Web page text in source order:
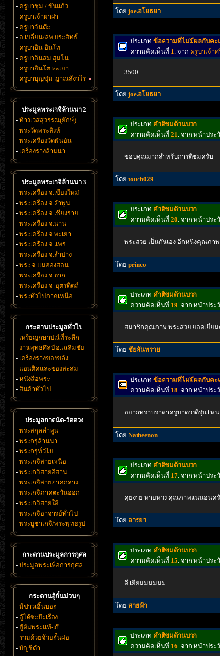
- ครูบาชุ่ม / ขันแก้ว
- ครูบาเจ้าผาผ่า
- ครูบาจันต๊ะ
- อ.เปลี่ยน/ลพ.ประสิทธิ์
- ครูบาอิน อินโท
- ครูบาอินสม สุมโน
- ครูบาอินโต พะเยา
- ครูบาบุญชุ่ม ญาณสังวโร
ประมูลพระเกจิล้านนา 2
- ท้าวเวสสุวรรณ(ยักษ์)
- พระวัดพระสิงห์
- พระเครื่องวัดพันอ้น
- เครื่องรางล้านนา
ประมูลพระเกจิล้านนา 3
- พระเครื่อง จ.เชียงใหม่
- พระเครื่อง จ.ลำพูน
- พระเครื่อง จ.เชียงราย
- พระเครื่อง จ.น่าน
- พระเครื่อง จ.พะเยา
- พระเครื่อง จ.แพร่
- พระเครื่อง จ.ลำปาง
- พระ จ.แม่ฮ่องสอน
- พระเครื่อง จ.ตาก
- พระเครื่อง จ .อุตรดิตถ์
- พระทั่วไปภาคเหนือ
กระดานประมูลทั่วไป
- เหรียญกษาปณ์ที่ระลึก
- งานพุทธศิลป์ อ.เฉลิมชัย
- เครื่องรางของขลัง
- แอนติคและของสะสม
- หนังสือพระ
- สินค้าทั่วไป
ประมูลกาดนัด-วัดดวง
- พระสกุลลำพูน
- พระกรุล้านนา
- พระกรุทั่วไป
- พระเกจิสายเหนือ
- พระเกจิสายอีสาน
- พระเกจิสายภาคกลาง
- พระเกจิภาคตะวันออก
- พระเกจิสายใต้
- พระเกจิอาจารย์ทั่วไป
- พระบูชาเกจิ/พระพุทธรูป
กระดานประมูลการกุศล
- ประมูลพระเพื่อการกุศล
กระดานอู้กั๋นม่วนๆ
- มีข่าวเอิ้นบอก
- อู้ได้ซะป๊ะเรื่อง
- ฮู้ตันพระแท้-เก๊
- ร่วมด้วยจ้วยกั๋นผ่อ
- บัญชีดำ
โดย joe.อโยธยา
ประเภท ข้อความที่ไม่มีผลกับคะ
ความคิดเห็นที่ 1. จาก ครูบาเจ้า
3500
โดย joe.อโยธยา
ประเภท คำติชมด้านบวก
ความคิดเห็นที่ 21. จาก หน้าประ
ขอบคุณมากสำหรับการติชมครับ
โดย touch029
ประเภท คำติชมด้านบวก
ความคิดเห็นที่ 20. จาก หน้าประ
พระสวย เป็นกันเอง อีกหนึ่งคุณภาพ
โดย princo
ประเภท คำติชมด้านบวก
ความคิดเห็นที่ 19. จาก หน้าประ
สมาชิกคุณภาพ พระสวย ยอดเยี่ย
โดย ชัยสันทราย
ประเภท ข้อความที่ไม่มีผลกับคะ
ความคิดเห็นที่ 18. จาก หน้าประ
อยากทราบราคาครูบาดวงดีรุ่น1ห
โดย Natheenon
ประเภท คำติชมด้านบวก
ความคิดเห็นที่ 17. จาก หน้าประ
คุยง่าย หายห่วง คุณภาพแน่นอนค
โดย อารยา
ประเภท คำติชมด้านบวก
ความคิดเห็นที่ 15. จาก หน้าประ
ดี เยี่ยมมมมมม
โดย สายฟ้า
ประเภท คำติชมด้านบวก
ความคิดเห็นที่ 16. จาก หน้าประ